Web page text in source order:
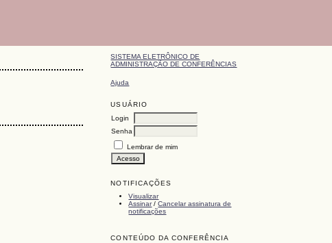
SISTEMA ELETRÔNICO DE
ADMINISTRAÇÃO DE CONFERÊNCIAS
Ajuda
USUÁRIO
Login
Senha
Lembrar de mim
NOTIFICAÇÕES
Visualizar
Assinar/Cancelar assinatura de
notificações
CONTEÚDO DA CONFERÊNCIA